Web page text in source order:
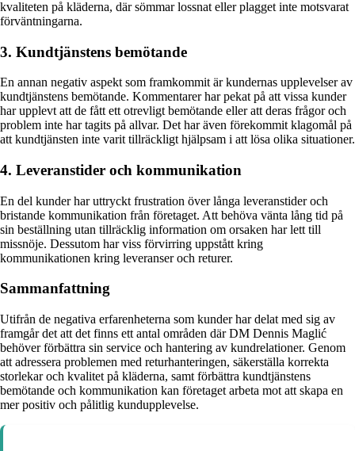
kvaliteten på kläderna, där sömmar lossnat eller plagget inte motsvarat
förväntningarna.
3. Kundtjänstens bemötande
En annan negativ aspekt som framkommit är kundernas upplevelser av
kundtjänstens bemötande. Kommentarer har pekat på att vissa kunder
har upplevt att de fått ett otrevligt bemötande eller att deras frågor och
problem inte har tagits på allvar. Det har även förekommit klagomål på
att kundtjänsten inte varit tillräckligt hjälpsam i att lösa olika situationer.
4. Leveranstider och kommunikation
En del kunder har uttryckt frustration över långa leveranstider och
bristande kommunikation från företaget. Att behöva vänta lång tid på
sin beställning utan tillräcklig information om orsaken har lett till
missnöje. Dessutom har viss förvirring uppstått kring
kommunikationen kring leveranser och returer.
Sammanfattning
Utifrån de negativa erfarenheterna som kunder har delat med sig av
framgår det att det finns ett antal områden där DM Dennis Maglić
behöver förbättra sin service och hantering av kundrelationer. Genom
att adressera problemen med returhanteringen, säkerställa korrekta
storlekar och kvalitet på kläderna, samt förbättra kundtjänstens
bemötande och kommunikation kan företaget arbeta mot att skapa en
mer positiv och pålitlig kundupplevelse.